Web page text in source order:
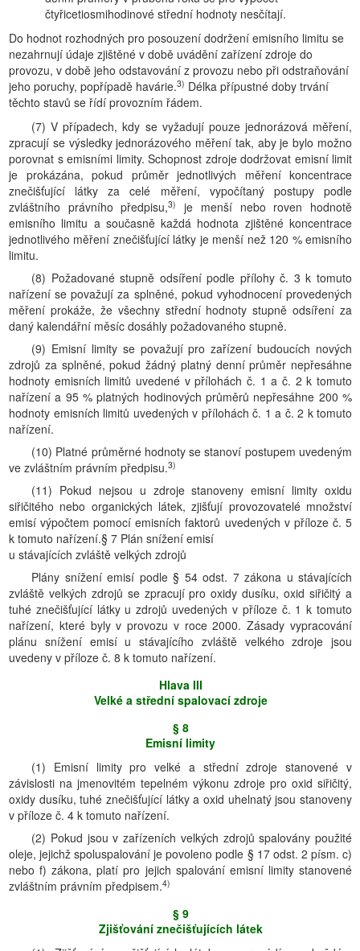
čtyřicetiosmihodinové střední hodnoty nesčítají.
Do hodnot rozhodných pro posouzení dodržení emisního limitu se
nezahrnují údaje zjištěné v době uvádění zařízení zdroje do
provozu, v době jeho odstavování z provozu nebo při odstraňování
jeho poruchy, popřípadě havárie.3) Délka přípustné doby trvání
těchto stavů se řídí provozním řádem.
(7) V případech, kdy se vyžadují pouze jednorázová měření,
zpracují se výsledky jednorázového měření tak, aby je bylo možno
porovnat s emisními limity. Schopnost zdroje dodržovat emisní limit
je prokázána, pokud průměr jednotlivých měření koncentrace
znečišťující látky za celé měření, vypočítaný postupy podle
zvláštního právního předpisu,3)
je menší nebo roven hodnotě
emisního limitu a současně každá hodnota zjištěné koncentrace
jednotlivého měření znečišťující látky je menší než 120 % emisního
limitu.
(8) Požadované stupně odsíření podle přílohy č. 3 k tomuto
nařízení se považují za splněné, pokud vyhodnocení provedených
měření prokáže, že všechny střední hodnoty stupně odsíření za
daný kalendářní měsíc dosáhly požadovaného stupně.
(9) Emisní limity se považují pro zařízení budoucích nových
zdrojů za splněné, pokud žádný platný denní průměr nepřesáhne
hodnoty emisních limitů uvedené v přílohách č. 1 a č. 2 k tomuto
nařízení a 95 % platných hodinových průměrů nepřesáhne 200 %
hodnoty emisních limitů uvedených v přílohách č. 1 a č. 2 k tomuto
nařízení.
(10) Platné průměrné hodnoty se stanoví postupem uvedeným
ve zvláštním právním předpisu.3)
(11) Pokud nejsou u zdroje stanoveny emisní limity oxidu
siřičitého nebo organických látek, zjišťují provozovatelé množství
emisí výpočtem pomocí emisních faktorů uvedených v příloze č. 5
k tomuto nařízení.§ 7 Plán snížení emisí
u stávajících zvláště velkých zdrojů
Plány snížení emisí podle § 54 odst. 7 zákona u stávajících
zvláště velkých zdrojů se zpracují pro oxidy dusíku, oxid siřičitý a
tuhé znečišťující látky u zdrojů uvedených v příloze č. 1 k tomuto
nařízení, které byly v provozu v roce 2000. Zásady vypracování
plánu snížení emisí u stávajícího zvláště velkého zdroje jsou
uvedeny v příloze č. 8 k tomuto nařízení.
Hlava III
Velké a střední spalovací zdroje
§ 8
Emisní limity
(1) Emisní limity pro velké a střední zdroje stanovené v
závislosti na jmenovitém tepelném výkonu zdroje pro oxid siřičitý,
oxidy dusíku, tuhé znečišťující látky a oxid uhelnatý jsou stanoveny
v příloze č. 4 k tomuto nařízení.
(2) Pokud jsou v zařízeních velkých zdrojů spalovány použité
oleje, jejichž spoluspalování je povoleno podle § 17 odst. 2 písm. c)
nebo f) zákona, platí pro jejich spalování emisní limity stanovené
zvláštním právním předpisem.4)
§ 9
Zjišťování znečišťujících látek